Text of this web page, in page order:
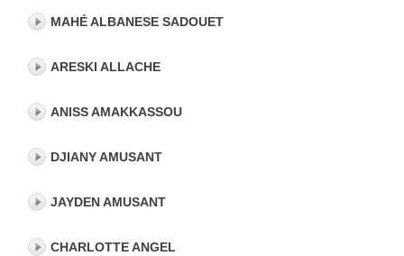
MAHÉ ALBANESE SADOUET
ARESKI ALLACHE
ANISS AMAKKASSOU
DJIANY AMUSANT
JAYDEN AMUSANT
CHARLOTTE ANGEL